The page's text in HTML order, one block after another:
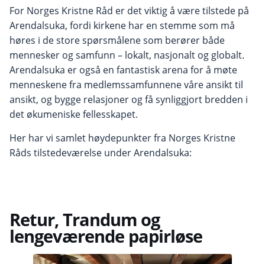
For Norges Kristne Råd er det viktig å være tilstede på
Arendalsuka, fordi kirkene har en stemme som må
høres i de store spørsmålene som berører både
mennesker og samfunn – lokalt, nasjonalt og globalt.
Arendalsuka er også en fantastisk arena for å møte
menneskene fra medlemssamfunnene våre ansikt til
ansikt, og bygge relasjoner og få synliggjort bredden i
det økumeniske fellesskapet.
Her har vi samlet høydepunkter fra Norges Kristne
Råds tilstedeværelse under Arendalsuka:
Retur, Trandum og
lengeværende papirløse